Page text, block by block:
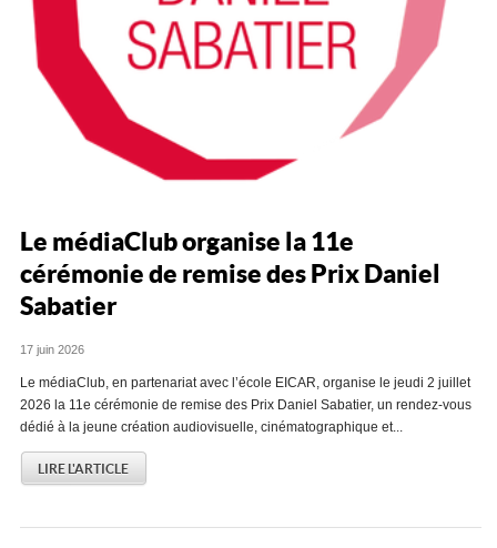
Le médiaClub organise la 11e
cérémonie de remise des Prix Daniel
Sabatier
17 juin 2026
Le médiaClub, en partenariat avec l’école EICAR, organise le jeudi 2 juillet
2026 la 11e cérémonie de remise des Prix Daniel Sabatier, un rendez-vous
dédié à la jeune création audiovisuelle, cinématographique et...
LIRE L'ARTICLE